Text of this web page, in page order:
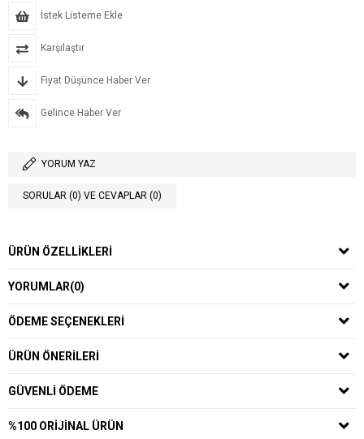
İstek Listeme Ekle
Karşılaştır
Fiyat Düşünce Haber Ver
Gelince Haber Ver
YORUM YAZ
SORULAR (0) VE CEVAPLAR (0)
ÜRÜN ÖZELLIKLERI
YORUMLAR(0)
ÖDEME SEÇENEKLERI
ÜRÜN ÖNERILERI
GÜVENLI ÖDEME
%100 ORIJINAL ÜRÜN